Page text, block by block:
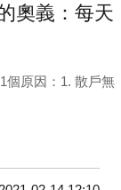
奧義：每天
個原因：1. 散戶無